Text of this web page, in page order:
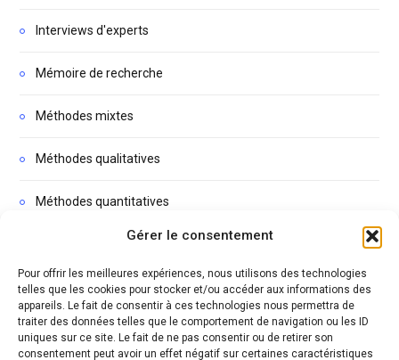
Gérer le consentement
Pour offrir les meilleures expériences, nous utilisons des technologies
telles que les cookies pour stocker et/ou accéder aux informations des
appareils. Le fait de consentir à ces technologies nous permettra de
traiter des données telles que le comportement de navigation ou les ID
uniques sur ce site. Le fait de ne pas consentir ou de retirer son
consentement peut avoir un effet négatif sur certaines caractéristiques
Interviews d'experts
Mémoire de recherche
Méthodes mixtes
Méthodes qualitatives
Méthodes quantitatives
Podcasts
Thèse